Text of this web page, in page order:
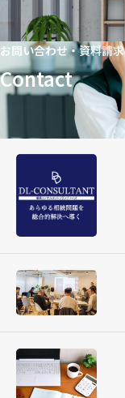
お問い合わせ・資料請求
Contact